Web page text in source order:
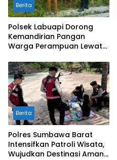
Berita
Polsek Labuapi Dorong
Kemandirian Pangan
Warga Perampuan Lewat
Rumah
Berita
Polres Sumbawa Barat
Intensifkan Patroli Wisata,
Wujudkan Destinasi Aman